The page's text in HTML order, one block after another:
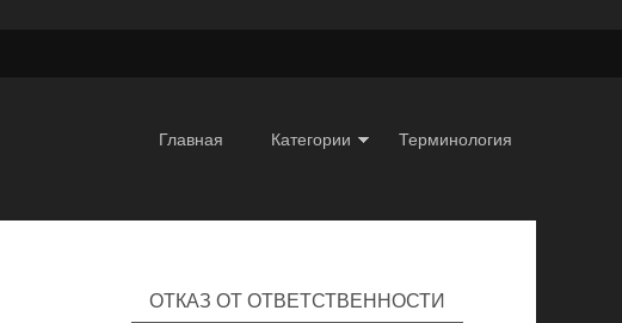
Главная Категории Терминология
ОТКАЗ ОТ ОТВЕТСТВЕННОСТИ